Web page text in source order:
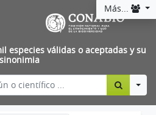
Más...
especies válidas o aceptadas y su
sinonimia